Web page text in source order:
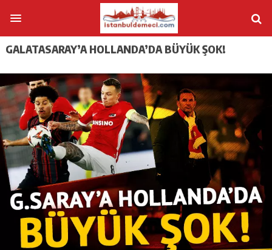
GALATASARAY’A HOLLANDA’DA BÜYÜK ŞOK!